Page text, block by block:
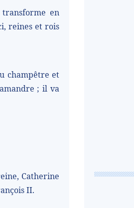
en
reines et rois
champêtre et
; il va
Catherine
II.